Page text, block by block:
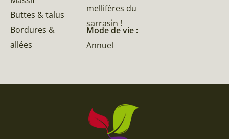
Buttes & talus
Bordures &
allées
mellifères du
sarrasin !
Mode de vie :
Annuel